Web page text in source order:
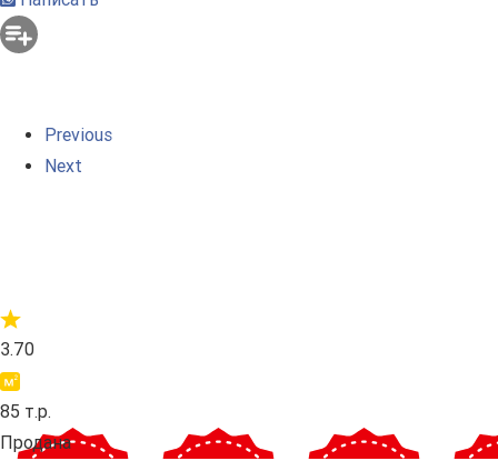
Previous
Next
3.70
85 т.р.
Продана